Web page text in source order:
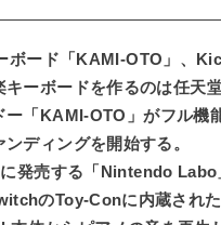
ボード「KAMI-OTO」、
ーボードを作るのは任天
ー「KAMI-OTO」がフル
ディングを開始する。
発売する「Nintendo
のToy-Conに内蔵され